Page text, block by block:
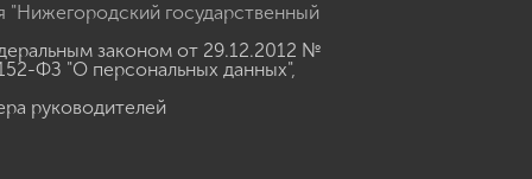
государственный
законом от 29.12.2012 №
ФЗ "О персональных данных",
руководителей